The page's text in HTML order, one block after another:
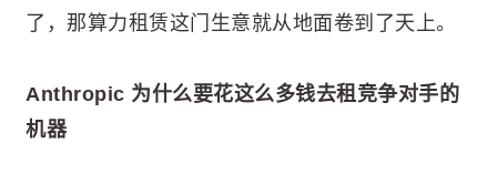
了，那算力租赁这门生意就从地面卷到了天上。
Anthropic 为什么要花这么多钱去租竞争对手的
机器